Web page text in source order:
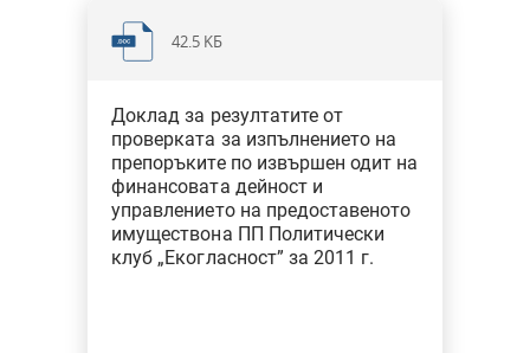
42.5 KБ
Доклад за резултатите от
проверката за изпълнението на
препоръките по извършен одит на
финансовата дейност и
управлението на предоставеното
имуществона ПП Политически
клуб „Екогласност” за 2011 г.